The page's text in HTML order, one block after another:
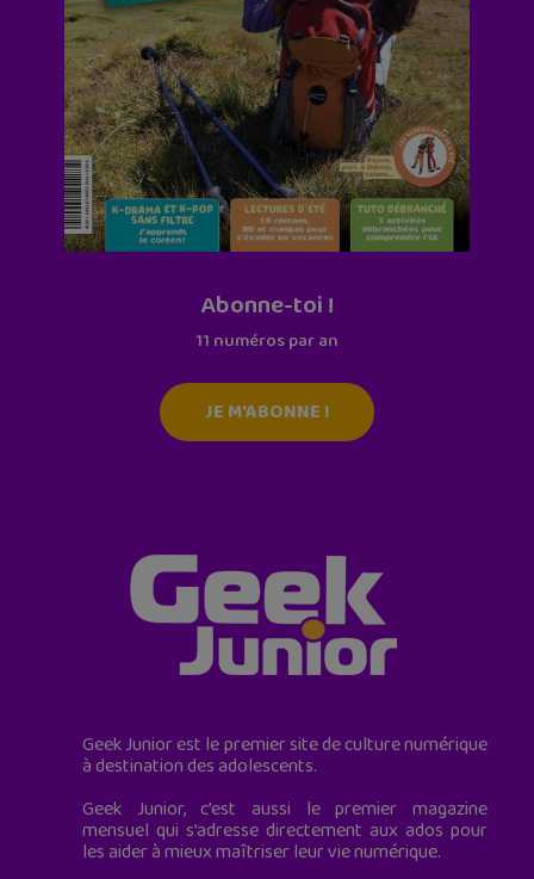
Abonne-toi !
11 numéros par an
JE M'ABONNE !
Geek Junior est le premier site de culture numérique
à destination des adolescents.
Geek Junior, c’est aussi le premier magazine
mensuel qui s’adresse directement aux ados pour
les aider à mieux maîtriser leur vie numérique.